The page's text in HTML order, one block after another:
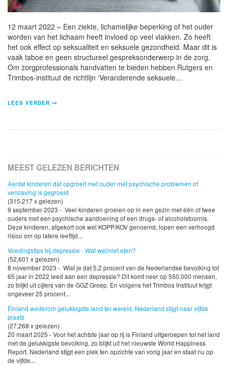
12 maart 2022 – Een ziekte, lichamelijke beperking of het ouder
worden van het lichaam heeft invloed op veel vlakken. Zo heeft
het ook effect op seksualiteit en seksuele gezondheid. Maar dit is
vaak taboe en geen structureel gespreksonderwerp in de zorg.
Om zorgprofessionals handvatten te bieden hebben Rutgers en
Trimbos-instituut de richtlijn ‘Veranderende seksuele…
LEES VERDER
MEEST GELEZEN BERICHTEN
Aantal kinderen dat opgroeit met ouder met psychische problemen of
verslaving is gegroeid
(315,217 x gelezen)
9 september 2023 - Veel kinderen groeien op in een gezin met één of twee
ouders met een psychische aandoening of een drugs- of alcoholstoornis.
Deze kinderen, afgekort ook wel KOPP/KOV genoemd, lopen een verhoogd
risico om op latere leeftijd...
Voedingstips bij depressie - Wat wel/niet eten?
(52,601 x gelezen)
8 november 2023 - Wist je dat 5,2 procent van de Nederlandse bevolking tot
65 jaar in 2022 leed aan een depressie? Dit komt neer op 550.000 mensen,
zo blijkt uit cijfers van de GGZ Groep. En volgens het Trimbos Instituut krijgt
ongeveer 25 procent...
Finland wederom gelukkigste land ter wereld, Nederland stijgt naar vijfde
plaats
(27,268 x gelezen)
20 maart 2025 - Voor het achtste jaar op rij is Finland uitgeroepen tot het land
met de gelukkigste bevolking, zo blijkt uit het nieuwste World Happiness
Report. Nederland stijgt een plek ten opzichte van vorig jaar en staat nu op
de vijfde...